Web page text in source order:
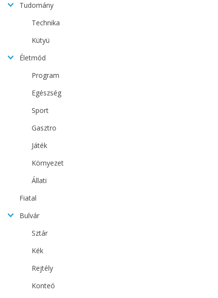
Tudomány
Technika
Kütyü
Életmód
Program
Egészség
Sport
Gasztro
Játék
Környezet
Állati
Fiatal
Bulvár
Sztár
Kék
Rejtély
Konteó